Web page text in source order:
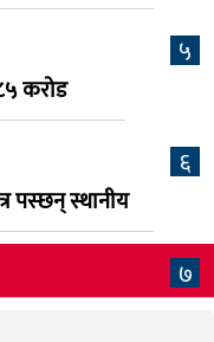
५
करोड
६
पस्छन् स्थानीय
७